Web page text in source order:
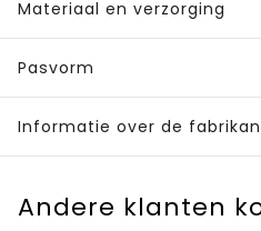
Materiaal en verzorging
Pasvorm
Informatie over de fabrikant
Andere klanten